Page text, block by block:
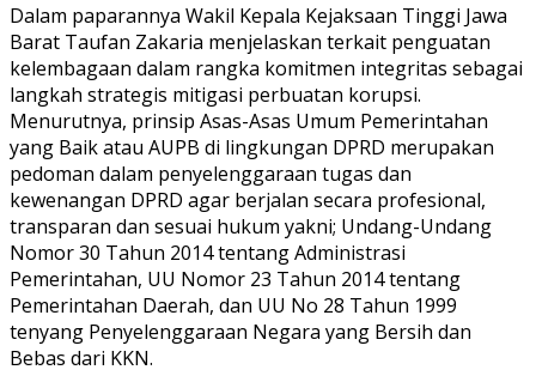
Dalam paparannya Wakil Kepala Kejaksaan Tinggi Jawa
Barat Taufan Zakaria menjelaskan terkait penguatan
kelembagaan dalam rangka komitmen integritas sebagai
langkah strategis mitigasi perbuatan korupsi.
Menurutnya, prinsip Asas-Asas Umum Pemerintahan
yang Baik atau AUPB di lingkungan DPRD merupakan
pedoman dalam penyelenggaraan tugas dan
kewenangan DPRD agar berjalan secara profesional,
transparan dan sesuai hukum yakni; Undang-Undang
Nomor 30 Tahun 2014 tentang Administrasi
Pemerintahan, UU Nomor 23 Tahun 2014 tentang
Pemerintahan Daerah, dan UU No 28 Tahun 1999
tenyang Penyelenggaraan Negara yang Bersih dan
Bebas dari KKN.